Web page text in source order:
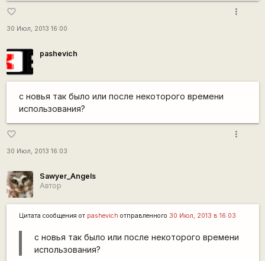
favorite_border
30 Июл, 2013 16:00
more_vert
pashevich
с новья так было или после некоторого времени
использования?
favorite_border
30 Июл, 2013 16:03
more_vert
Sawyer_Angels
Автор
Цитата сообщения от pashevich отправленного 30 Июл, 2013 в 16:03
с новья так было или после некоторого времени
использования?